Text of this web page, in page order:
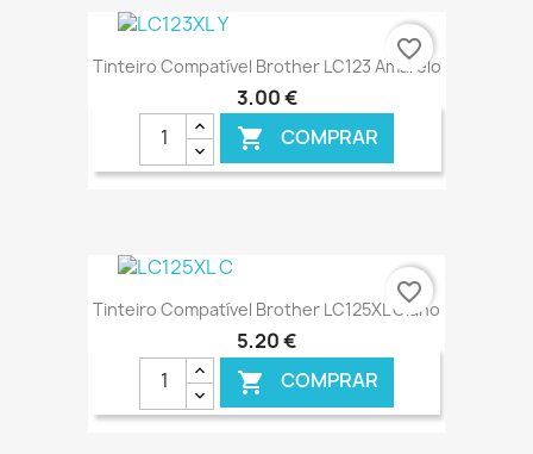
€ ONLINE
Tinteiro Compatível Brother LC123 Amarelo
3,00 €
 COMPRAR
€ ONLINE
favorite_border
Tinteiro Compatível Brother LC125XL Ciano
5,20 €
 COMPRAR
favorite_border